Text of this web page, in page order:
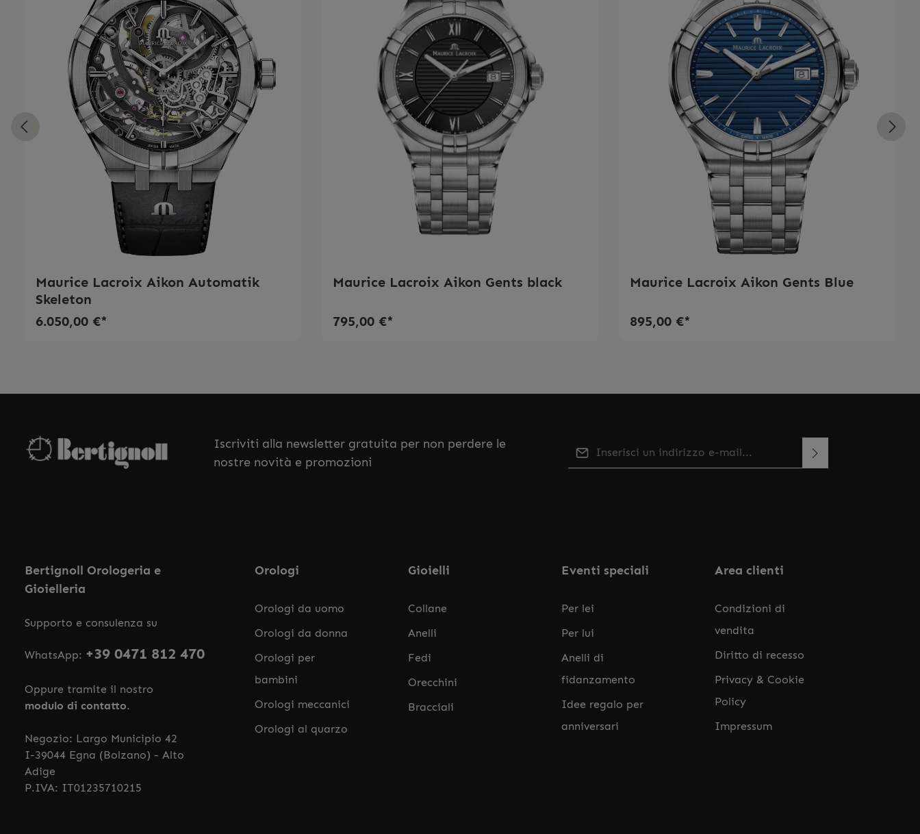
Maurice Lacroix Aikon Automatik
Skeleton
6.050,00 €*
Maurice Lacroix Aikon Gents black
795,00 €*
Maurice Lacroix Aikon Gents Blue
895,00 €*
Iscriviti alla newsletter gratuita per non perdere le
nostre novità e promozioni
Indirizzo e-mail*
Bertignoll Orologeria e
Gioielleria
Supporto e consulenza su
WhatsApp: +39 0471 812 470
Oppure tramite il nostro
modulo di contatto.
Negozio: Largo Municipio 42
I-39044 Egna (Bolzano) - Alto
Adige
P.IVA: IT01235710215
Orologi
Orologi da uomo
Orologi da donna
Orologi per
bambini
Orologi meccanici
Orologi al quarzo
Gioielli
Collane
Anelli
Fedi
Orecchini
Bracciali
Eventi speciali
Per lei
Per lui
Anelli di
fidanzamento
Idee regalo per
anniversari
Area clienti
Condizioni di
vendita
Diritto di recesso
Privacy & Cookie
Policy
Impressum